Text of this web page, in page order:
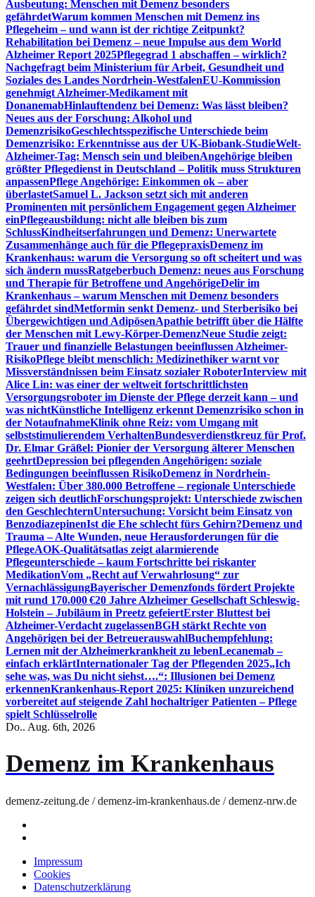
Ausbeutung: Menschen mit Demenz besonders
gefährdetWarum kommen Menschen mit Demenz ins
Pflegeheim – und wann ist der richtige Zeitpunkt?
Rehabilitation bei Demenz – neue Impulse aus dem World
Alzheimer Report 2025Pflegegrad 1 abschaffen – wirklich?
Nachgefragt beim Ministerium für Arbeit, Gesundheit und
Soziales des Landes Nordrhein-WestfalenEU-Kommission
genehmigt Alzheimer-Medikament mit
DonanemabHinlauftendenz bei Demenz: Was lässt bleiben?
Neues aus der Forschung: Alkohol und
DemenzrisikoGeschlechtsspezifische Unterschiede beim
Demenzrisiko: Erkenntnisse aus der UK-Biobank-StudieWelt-
Alzheimer-Tag: Mensch sein und bleibenAngehörige bleiben
größter Pflegedienst in Deutschland – Politik muss Strukturen
anpassenPflege Angehörige: Einkommen ok – aber
überlastetSamuel L. Jackson setzt sich mit anderen
Prominenten mit persönlichem Engagement gegen Alzheimer
einPflegeausbildung: nicht alle bleiben bis zum
SchlussKindheitserfahrungen und Demenz: Unerwartete
Zusammenhänge auch für die PflegepraxisDemenz im
Krankenhaus: warum die Versorgung so oft scheitert und was
sich ändern mussRatgeberbuch Demenz: neues aus Forschung
und Therapie für Betroffene und AngehörigeDelir im
Krankenhaus – warum Menschen mit Demenz besonders
gefährdet sindMetformin senkt Demenz- und Sterberisiko bei
Übergewichtigen und AdipösenApathie betrifft über die Hälfte
der Menschen mit Lewy-Körper-DemenzNeue Studie zeigt:
Trauer und finanzielle Belastungen beeinflussen Alzheimer-
RisikoPflege bleibt menschlich: Medizinethiker warnt vor
Missverständnissen beim Einsatz sozialer RoboterInterview mit
Alice Lin: was einer der weltweit fortschrittlichsten
Versorgungsroboter im Dienste der Pflege derzeit kann – und
was nichtKünstliche Intelligenz erkennt Demenzrisiko schon in
der NotaufnahmeKlinik ohne Reiz: vom Umgang mit
selbststimulierendem VerhaltenBundesverdienstkreuz für Prof.
Dr. Elmar Gräßel: Pionier der Versorgung älterer Menschen
geehrtDepression bei pflegenden Angehörigen: soziale
Bedingungen beeinflussen RisikoDemenz in Nordrhein-
Westfalen: Über 380.000 Betroffene – regionale Unterschiede
zeigen sich deutlichForschungsprojekt: Unterschiede zwischen
den GeschlechternUntersuchung: Vorsicht beim Einsatz von
BenzodiazepinenIst die Ehe schlecht fürs Gehirn?Demenz und
Trauma – Alte Wunden, neue Herausforderungen für die
PflegeAOK-Qualitätsatlas zeigt alarmierende
Pflegeunterschiede – kaum Fortschritte bei riskanter
MedikationVom „Recht auf Verwahrlosung“ zur
VernachlässigungBayerischer Demenzfonds fördert Projekte
mit rund 170.000 €20 Jahre Alzheimer Gesellschaft Schleswig-
Holstein – Jubiläum in Preetz gefeiertErster Bluttest bei
Alzheimer-Verdacht zugelassenBGH stärkt Rechte von
Angehörigen bei der BetreuerauswahlBuchempfehlung:
Lernen mit der Alzheimerkrankheit zu lebenLecanemab –
einfach erklärtInternationaler Tag der Pflegenden 2025„Ich
sehe was, was Du nicht siehst….“: Illusionen bei Demenz
erkennenKrankenhaus-Report 2025: Kliniken unzureichend
vorbereitet auf steigende Zahl hochaltriger Patienten – Pflege
spielt Schlüsselrolle
Do.. Aug. 6th, 2026
Demenz im Krankenhaus
demenz-zeitung.de / demenz-im-krankenhaus.de / demenz-nrw.de
Impressum
Cookies
Datenschutzerklärung